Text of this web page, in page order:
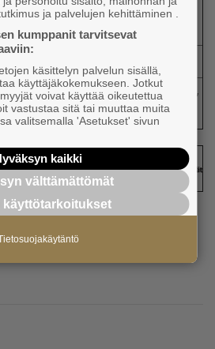
kumppaneidemme Fennian,
ja palvelujen kehittäminen .
kumppanit tarvitsevat
käsittelyn palvelun sisällä,
käyttäjäkokemukseen. Jotkut
voivat käyttää oikeutettua
vastustaa sitä tai muuttaa muita
valitsemalla 'Asetukset' sivun
kaikki
välttämättömät
käyttötarkoitukset